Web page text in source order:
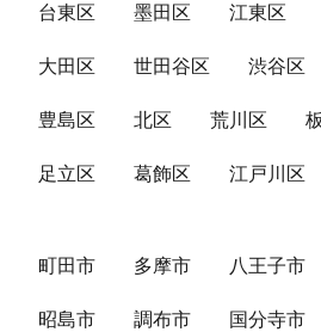
台東区 墨田区 江東区
大田区 世田谷区 渋谷区
豊島区 北区 荒川区
足立区 葛飾区 江戸川区
町田市 多摩市 八王子市
昭島市 調布市 国分寺市